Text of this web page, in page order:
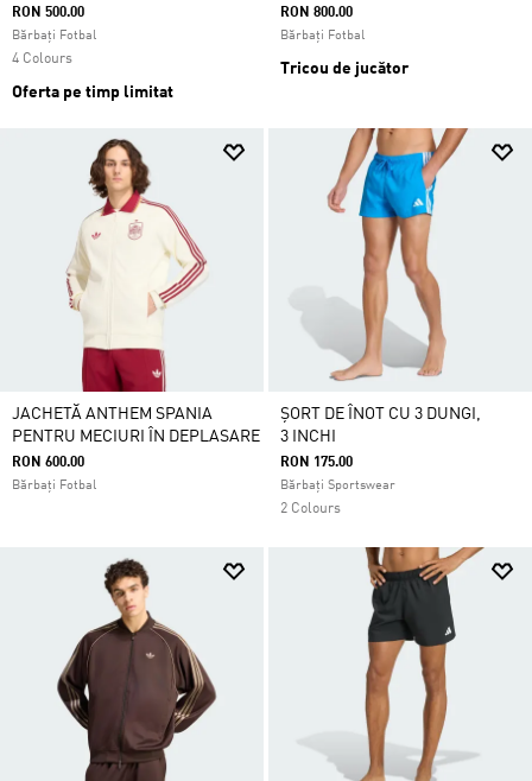
RON 500.00
Bărbați Fotbal
4 Colours
Oferta pe timp limitat
RON 800.00
Bărbați Fotbal
Tricou de jucător
JACHETĂ ANTHEM SPANIA
PENTRU MECIURI ÎN DEPLASARE
RON 600.00
Bărbați Fotbal
ȘORT DE ÎNOT CU 3 DUNGI,
3 INCHI
RON 175.00
Bărbați Sportswear
2 Colours